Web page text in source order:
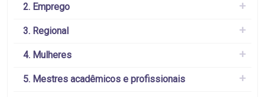
2. Emprego
3. Regional
4. Mulheres
5. Mestres acadêmicos e profissionais